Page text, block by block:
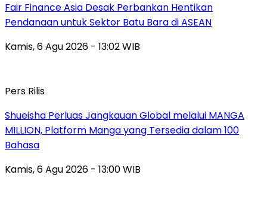
Fair Finance Asia Desak Perbankan Hentikan
Pendanaan untuk Sektor Batu Bara di ASEAN
Kamis, 6 Agu 2026 - 13:02 WIB
Pers Rilis
Shueisha Perluas Jangkauan Global melalui MANGA
MILLION, Platform Manga yang Tersedia dalam 100
Bahasa
Kamis, 6 Agu 2026 - 13:00 WIB